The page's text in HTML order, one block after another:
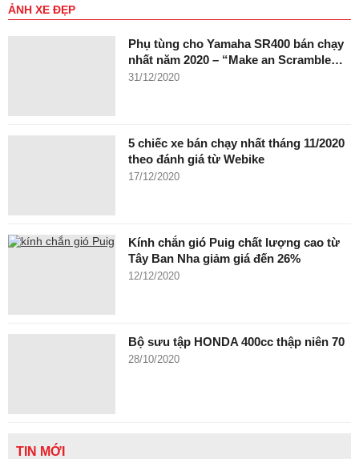
ẢNH XE ĐẸP
Phụ tùng cho Yamaha SR400 bán chạy
nhất năm 2020 – “Make an Scramble…
31/12/2020
5 chiếc xe bán chạy nhất tháng 11/2020
theo đánh giá từ Webike
17/12/2020
Kính chắn gió Puig chất lượng cao từ
Tây Ban Nha giảm giá đến 26%
12/12/2020
Bộ sưu tập HONDA 400cc thập niên 70
28/10/2020
TIN MỚI